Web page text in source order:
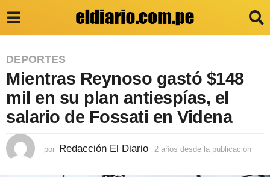
2
a
ñ
o
d
DEPORTES
Mientras Reynoso gastó $148
mil en su plan antiespías, el
salario de Fossati en Videna
por Redacción El Diario 2 años desde la publicación